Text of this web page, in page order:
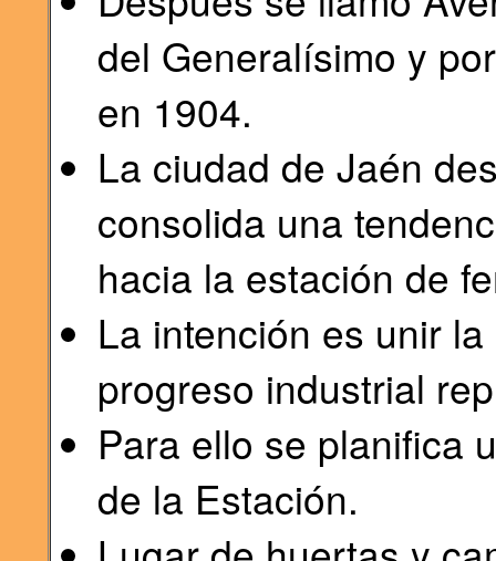
del Generalísimo y
en 1904.
La ciudad de Jaén
consolida una
hacia la estación de
La intención es unir
progreso industrial
Para ello se planifica
de la Estación.